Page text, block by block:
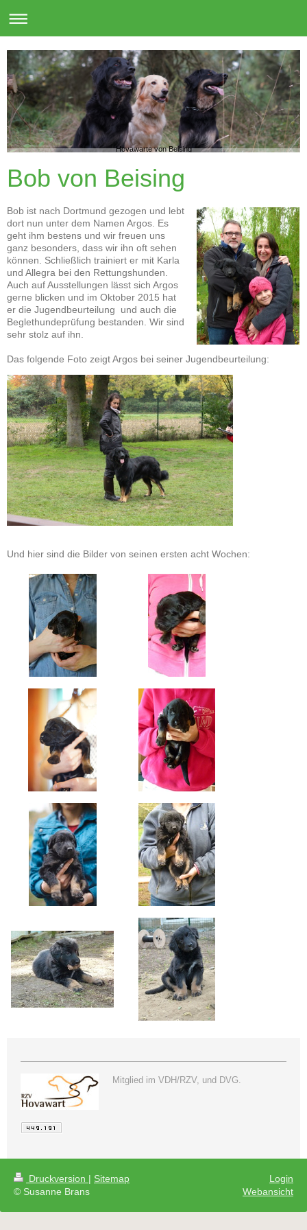
Hovawarte von Beising
Bob von Beising
Bob ist nach Dortmund gezogen und lebt
dort nun unter dem Namen Argos. Es
geht ihm bestens und wir freuen uns
ganz besonders, dass wir ihn oft sehen
können. Schließlich trainiert er mit Karla
und Allegra bei den Rettungshunden.
Auch auf Ausstellungen lässt sich Argos
gerne blicken und im Oktober 2015 hat
er die Jugendbeurteilung und auch die
Beglethundeprüfung bestanden. Wir sind
sehr stolz auf ihn.
Das folgende Foto zeigt Argos bei seiner Jugendbeurteilung:
Und hier sind die Bilder von seinen ersten acht Wochen:
Mitglied im VDH/RZV, und DVG.
Druckversion | Sitemap
© Susanne Brans
Login
Webansicht